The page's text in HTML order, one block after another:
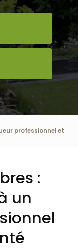
professionnel et
:
un